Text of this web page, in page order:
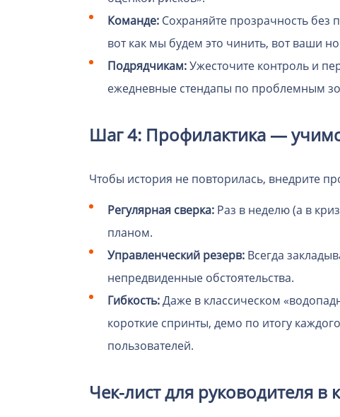
Команде: Сохраняйте прозрачность без
вот как мы будем это чинить, вот ваши
Подрядчикам:Ужесточите контроль и
ежедневные стендапы по проблемным
Шаг 4: Профилактика —
Чтобы история не повторилась, внедрите
Регулярная сверка: Раз в неделю (а в
планом.
Управленческий резерв: Всегда
непредвиденные обстоятельства.
Гибкость:Даже в классическом
короткие спринты, демо по итогу
пользователей.
Чек-лист для руководителя в